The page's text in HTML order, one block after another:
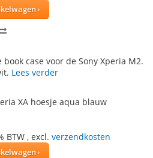
TE
book case voor de Sony Xperia M2.
Lees verder
XA hoesje aqua blauw
BTW , excl. verzendkosten